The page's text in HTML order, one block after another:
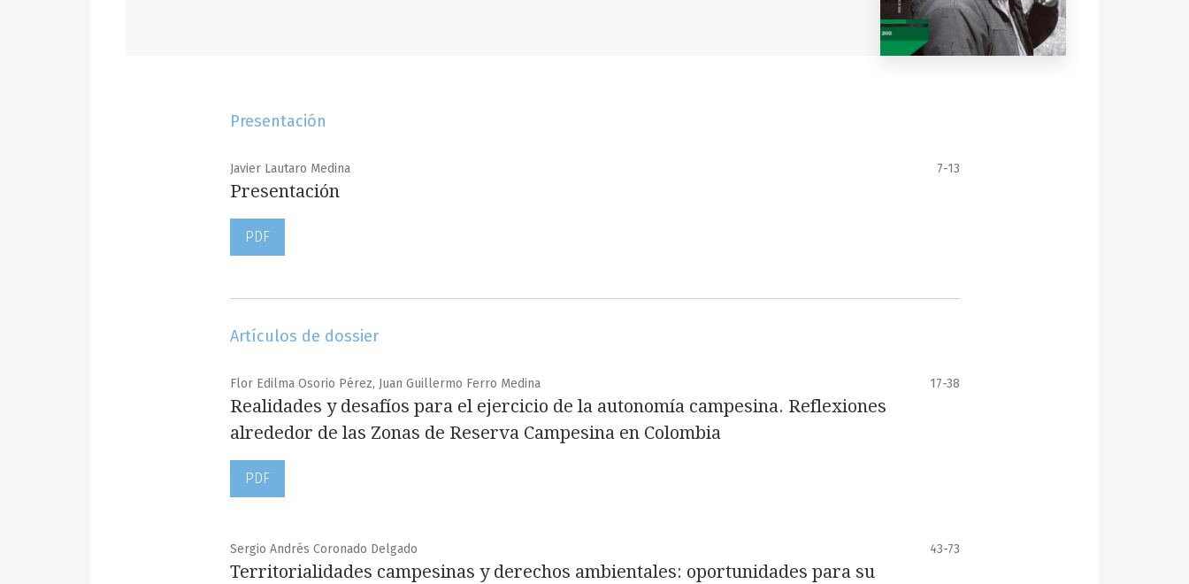
Presentación
Javier Lautaro Medina 7-13
Presentación
PDF
Artículos de dossier
Flor Edilma Osorio Pérez, Juan Guillermo Ferro Medina 17-38
Realidades y desafíos para el ejercicio de la autonomía campesina. Reflexiones
alrededor de las Zonas de Reserva Campesina en Colombia
PDF
Sergio Andrés Coronado Delgado 43-73
Territorialidades campesinas y derechos ambientales: oportunidades para su